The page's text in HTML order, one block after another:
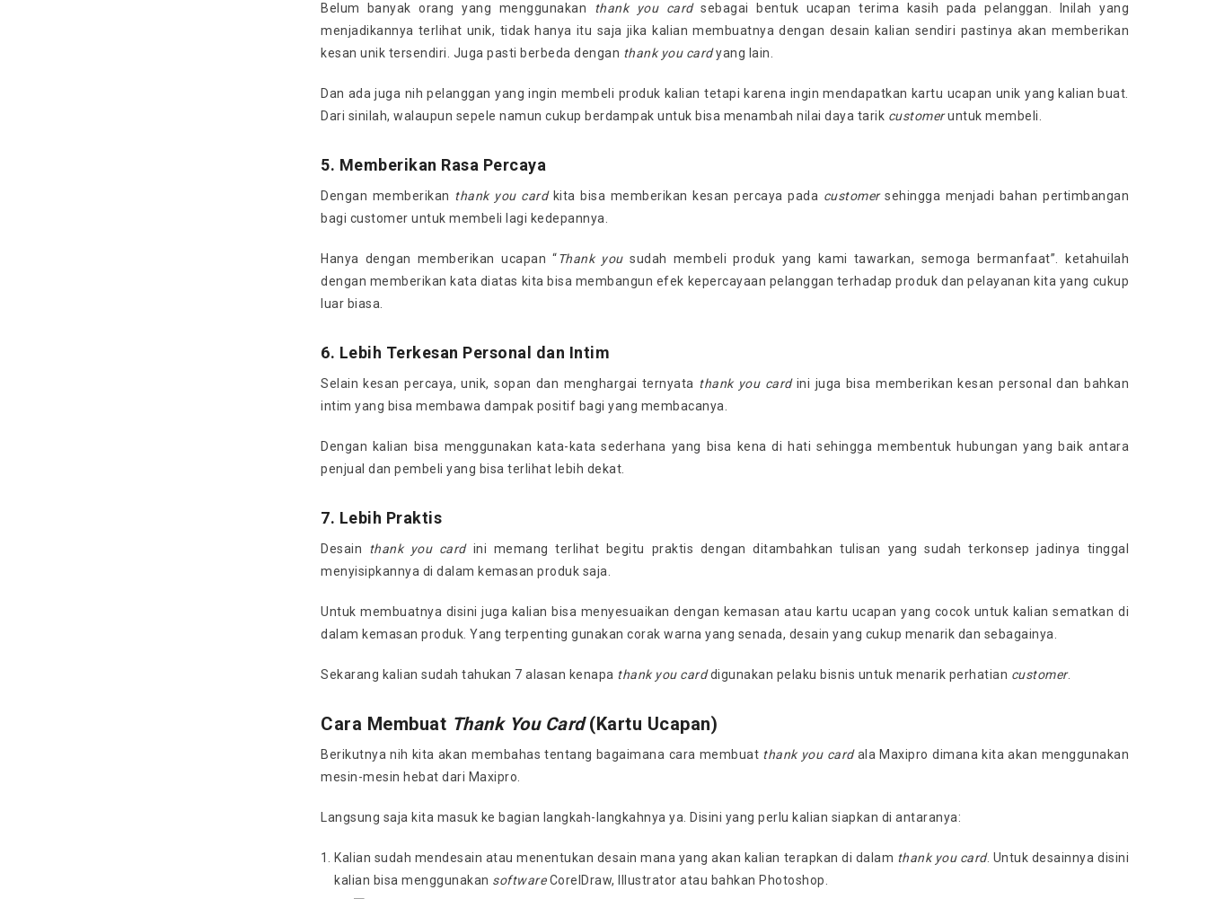
Belum banyak orang yang menggunakan thank you cardsebagai bentuk ucapan terima kasih pada pelanggan. Inilah yang
menjadikannya terlihat unik, tidak hanya itu saja jika kalian membuatnya dengan desain kalian sendiri pastinya akan memberikan
kesan unik tersendiri. Juga pasti berbeda dengan thank you cardyang lain.
Dan ada juga nih pelanggan yang ingin membeli produk kalian tetapi karena ingin mendapatkan kartu ucapan unik yang kalian buat.
Dari sinilah, walaupun sepele namun cukup berdampak untuk bisa menambah nilai daya tarik customeruntuk membeli.
5. Memberikan Rasa Percaya
Dengan memberikan thank you cardkita bisa memberikan kesan percaya pada customersehingga menjadi bahan pertimbangan
bagi customer untuk membeli lagi kedepannya.
Hanya dengan memberikan ucapan “Thank yousudah membeli produk yang kami tawarkan, semoga bermanfaat”. ketahuilah
dengan memberikan kata diatas kita bisa membangun efek kepercayaan pelanggan terhadap produk dan pelayanan kita yang cukup
luar biasa.
6. Lebih Terkesan Personal dan Intim
Selain kesan percaya, unik, sopan dan menghargai ternyata thank you cardini juga bisa memberikan kesan personal dan bahkan
intim yang bisa membawa dampak positif bagi yang membacanya.
Dengan kalian bisa menggunakan kata-kata sederhana yang bisa kena di hati sehingga membentuk hubungan yang baik antara
penjual dan pembeli yang bisa terlihat lebih dekat.
7. Lebih Praktis
Desain thank you cardini memang terlihat begitu praktis dengan ditambahkan tulisan yang sudah terkonsep jadinya tinggal
menyisipkannya di dalam kemasan produk saja.
Untuk membuatnya disini juga kalian bisa menyesuaikan dengan kemasan atau kartu ucapan yang cocok untuk kalian sematkan di
dalam kemasan produk. Yang terpenting gunakan corak warna yang senada, desain yang cukup menarik dan sebagainya.
Sekarang kalian sudah tahukan 7 alasan kenapa thank you carddigunakan pelaku bisnis untuk menarik perhatian customer.
Cara Membuat Thank You Card(Kartu Ucapan)
Berikutnya nih kita akan membahas tentang bagaimana cara membuat thank you cardala Maxipro dimana kita akan menggunakan
mesin-mesin hebat dari Maxipro.
Langsung saja kita masuk ke bagian langkah-langkahnya ya. Disini yang perlu kalian siapkan di antaranya:
Kalian sudah mendesain atau menentukan desain mana yang akan kalian terapkan di dalam thank you card. Untuk desainnya disini
kalian bisa menggunakan softwareCorelDraw, Illustrator atau bahkan Photoshop.